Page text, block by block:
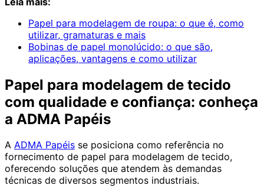
Papel para modelagem de roupa: o que é, como
utilizar, gramaturas e mais
Bobinas de papel monolúcido: o que são,
aplicações, vantagens e como utilizar
Papel para modelagem de tecido
com qualidade e confiança: conheça
a ADMA Papéis
A ADMA Papéis se posiciona como referência no
fornecimento de papel para modelagem de tecido,
oferecendo soluções que atendem às demandas
técnicas de diversos segmentos industriais.